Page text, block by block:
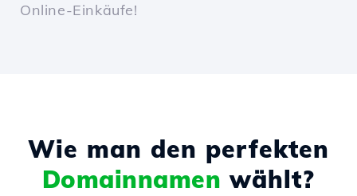
Online-Einkäufe!
Wie man den perfekten
Domainnamen wählt?